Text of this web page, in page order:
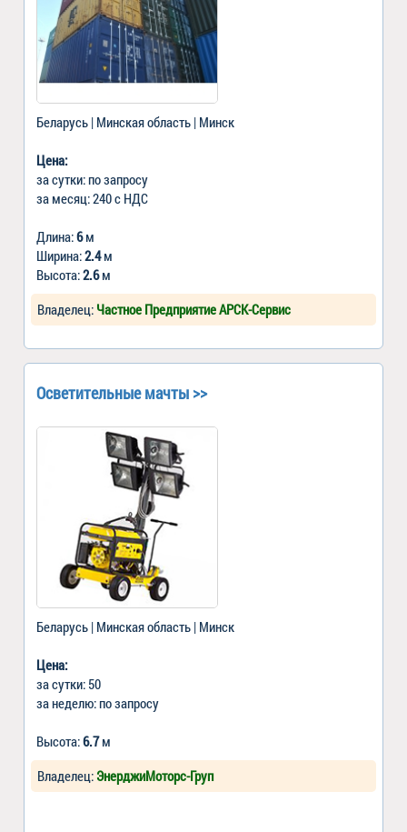
Беларусь | Минская область | Минск
Цена:
за сутки: по запросу
за месяц: 240 c НДС
Длина:6м
Ширина:2.4м
Высота:2.6м
Владелец: Частное Предприятие АРСК-Сервис
Осветительные мачты >>
Беларусь | Минская область | Минск
Цена:
за сутки: 50
за неделю: по запросу
Высота:6.7м
Владелец: ЭнерджиМоторс-Груп